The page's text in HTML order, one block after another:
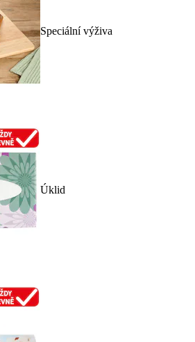
Speciální výživa
Úklid